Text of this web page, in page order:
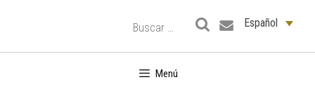
Español
Menú